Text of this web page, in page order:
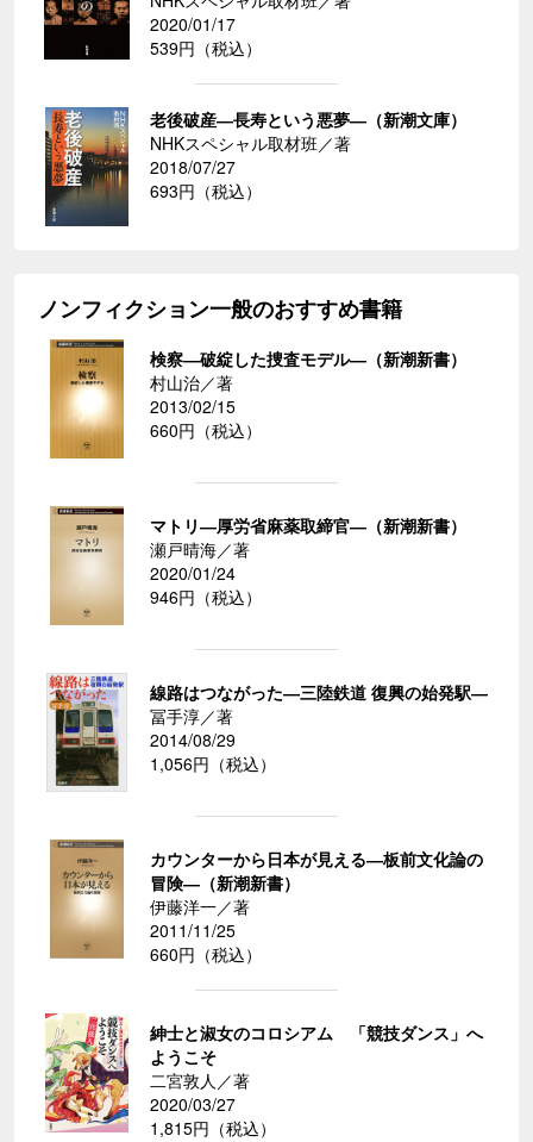
2020/01/17
539円（税込）
老後破産―長寿という悪夢―（新潮文庫）
NHKスペシャル取材班／著
2018/07/27
693円（税込）
ノンフィクション一般のおすすめ書籍
検察―破綻した捜査モデル―（新潮新書）
村山治／著
2013/02/15
660円（税込）
マトリ―厚労省麻薬取締官―（新潮新書）
瀬戸晴海／著
2020/01/24
946円（税込）
線路はつながった―三陸鉄道 復興の始発駅―
冨手淳／著
2014/08/29
1,056円（税込）
カウンターから日本が見える―板前文化論の
冒険―（新潮新書）
伊藤洋一／著
2011/11/25
660円（税込）
紳士と淑女のコロシアム 「競技ダンス」へ
ようこそ
二宮敦人／著
2020/03/27
1,815円（税込）